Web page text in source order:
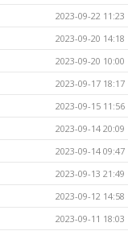
2023-09-22 11:23
2023-09-20 14:18
2023-09-20 10:00
2023-09-17 18:17
2023-09-15 11:56
2023-09-14 20:09
2023-09-14 09:47
2023-09-13 21:49
2023-09-12 14:58
2023-09-11 18:03